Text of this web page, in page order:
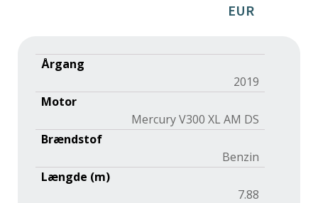
EUR
Årgang
2019
Motor
Mercury V300 XL AM DS
Brændstof
Benzin
Længde (m)
7.88